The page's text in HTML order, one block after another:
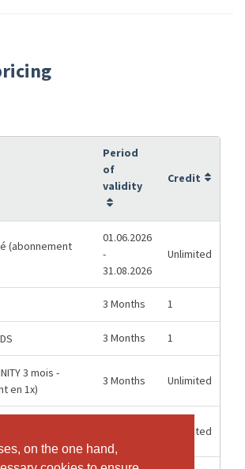
on the one hand,
on the one hand,
Period
of
validity
Credit
(abonnement
01.06.2026
-
31.08.2026
Unlimited
3 Months 1
3 Months 1
3 mois -
en 1x)
3 Months Unlimited
Unlimited